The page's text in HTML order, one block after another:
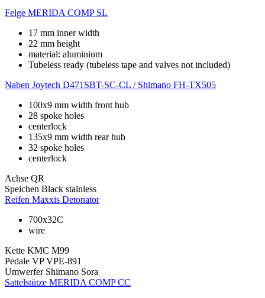
Felge MERIDA COMP SL
17 mm inner width
22 mm height
material: aluminium
Tubeless ready (tubeless tape and valves not included)
Naben Joytech D471SBT-SC-CL / Shimano FH-TX505
100x9 mm width front hub
28 spoke holes
centerlock
135x9 mm width rear hub
32 spoke holes
centerlock
Achse QR
Speichen Black stainless
Reifen Maxxis Detonator
700x32C
wire
Kette KMC M99
Pedale VP VPE-891
Umwerfer Shimano Sora
Sattelstütze MERIDA COMP CC